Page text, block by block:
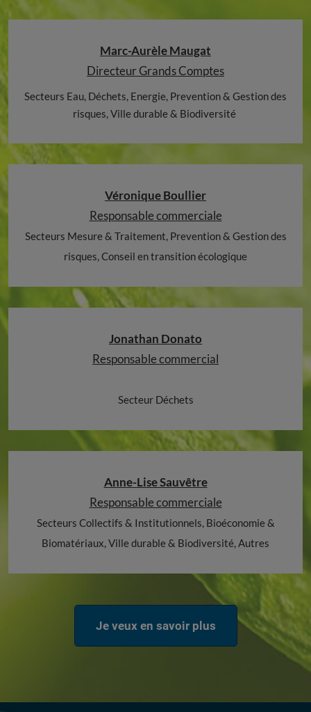
Marc-Aurèle Maugat
Directeur Grands Comptes
Secteurs Eau, Déchets, Energie, Prevention & Gestion des
risques, Ville durable & Biodiversité
Véronique Boullier
Responsable commerciale
Secteurs Mesure & Traitement, Prevention & Gestion des
risques, Conseil en transition écologique
Jonathan Donato
Responsable commercial
Secteur Déchets
Anne-Lise Sauvêtre
Responsable commerciale
Secteurs Collectifs & Institutionnels, Bioéconomie &
Biomatériaux, Ville durable & Biodiversité, Autres
Je veux en savoir plus